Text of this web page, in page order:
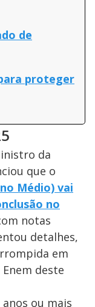
de
proteger
da
que o
Médio) vai
no
notas
detalhes,
em
deste
ou mais